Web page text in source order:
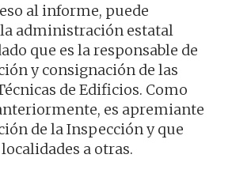
al informe, puede
administración estatal
que es la responsable de
y consignación de las
de Edificios. Como
es apremiante
de la Inspección y que
a otras.